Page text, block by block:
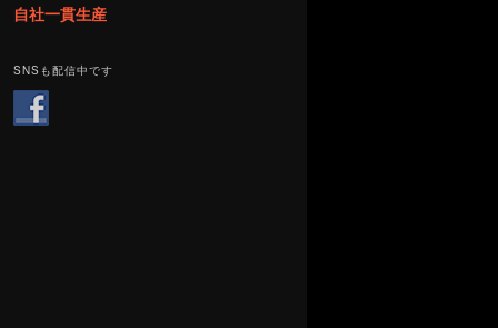
自社一貫生産
SNSも配信中です